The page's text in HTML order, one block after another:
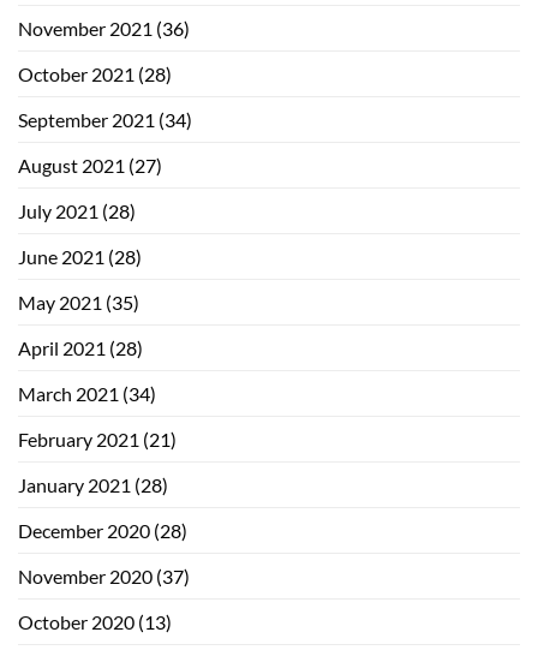
November 2021 (36)
October 2021 (28)
September 2021 (34)
August 2021 (27)
July 2021 (28)
June 2021 (28)
May 2021 (35)
April 2021 (28)
March 2021 (34)
February 2021 (21)
January 2021 (28)
December 2020 (28)
November 2020 (37)
October 2020 (13)